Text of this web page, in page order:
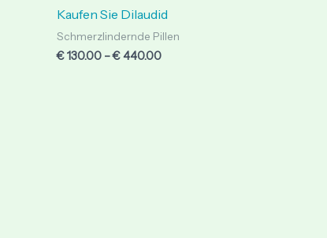
Rated
0
out
of
5
Kaufen Sie Dilaudid
Schmerzlindernde Pillen
€130.00 –€440.00
through
€ 440.00